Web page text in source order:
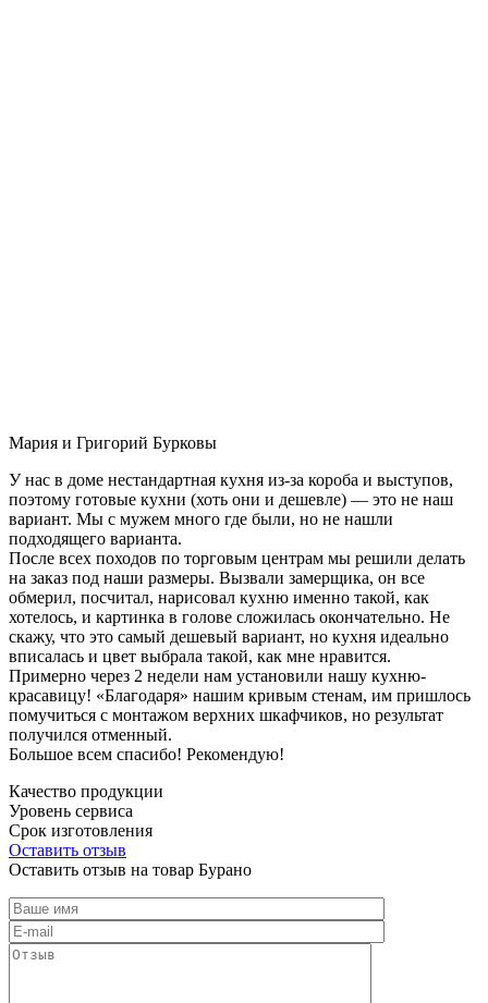
Мария и Григорий Бурковы
У нас в доме нестандартная кухня из-за короба и выступов,
поэтому готовые кухни (хоть они и дешевле) — это не наш
вариант. Мы с мужем много где были, но не нашли
подходящего варианта.
После всех походов по торговым центрам мы решили делать
на заказ под наши размеры. Вызвали замерщика, он все
обмерил, посчитал, нарисовал кухню именно такой, как
хотелось, и картинка в голове сложилась окончательно. Не
скажу, что это самый дешевый вариант, но кухня идеально
вписалась и цвет выбрала такой, как мне нравится.
Примерно через 2 недели нам установили нашу кухню-
красавицу! «Благодаря» нашим кривым стенам, им пришлось
помучиться с монтажом верхних шкафчиков, но результат
получился отменный.
Большое всем спасибо! Рекомендую!
Качество продукции
Уровень сервиса
Срок изготовления
Оставить отзыв
Оставить отзыв на товар Бурано